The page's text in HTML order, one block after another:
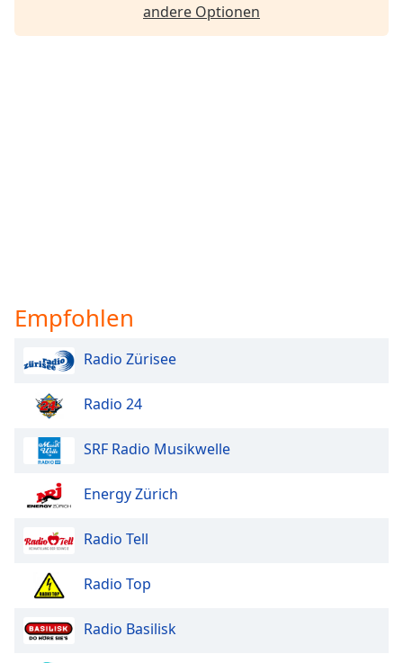
andere Optionen
Empfohlen
Radio Zürisee
Radio 24
SRF Radio Musikwelle
Energy Zürich
Radio Tell
Radio Top
Radio Basilisk